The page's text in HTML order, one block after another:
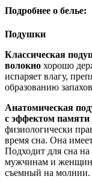
Подробнее о белье:
Подушки
Классическая
волокно хорошо
испаряет влагу,
образованию
Анатомическая
с эффектом
физиологически
время сна. Она
Подходит для сна
мужчинам и
съемный на